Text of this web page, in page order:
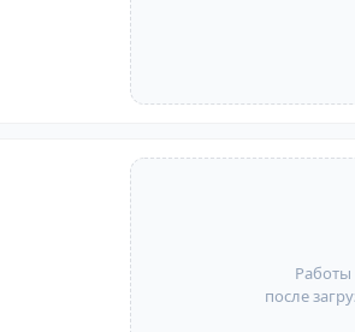
Работы
после